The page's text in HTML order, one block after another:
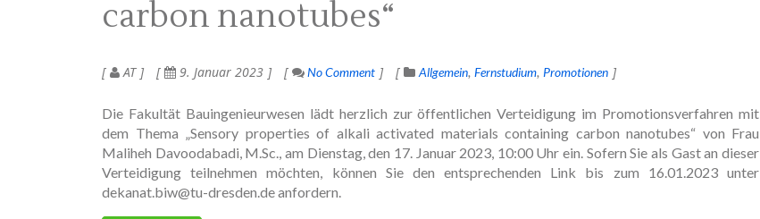
carbon nanotubes“
AT 9. Januar 2023 No Comment Allgemein Fernstudium Promotionen
Die Fakultät Bauingenieurwesen lädt herzlich zur öffentlichen Verteidigung im Promotionsverfahren mit
dem Thema „Sensory properties of alkali activated materials containing carbon nanotubes“ von Frau
Maliheh Davoodabadi, M.Sc., am Dienstag, den 17. Januar 2023, 10:00 Uhr ein. Sofern Sie als Gast an dieser
Verteidigung teilnehmen möchten, können Sie den entsprechenden Link bis zum 16.01.2023 unter
dekanat.biw@tu-dresden.de anfordern.